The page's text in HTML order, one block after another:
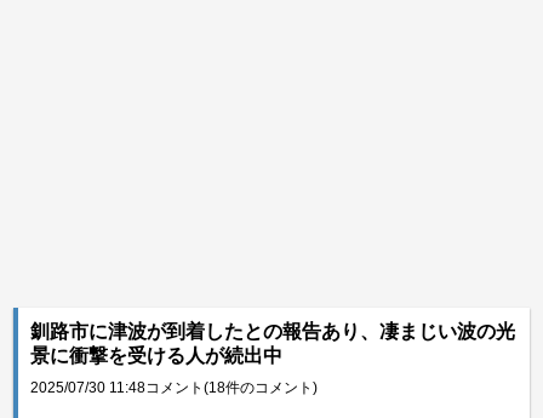
釧路市に津波が到着したとの報告あり、凄まじい波の光
景に衝撃を受ける人が続出中
2025/07/30 11:48コメント(18件のコメント)